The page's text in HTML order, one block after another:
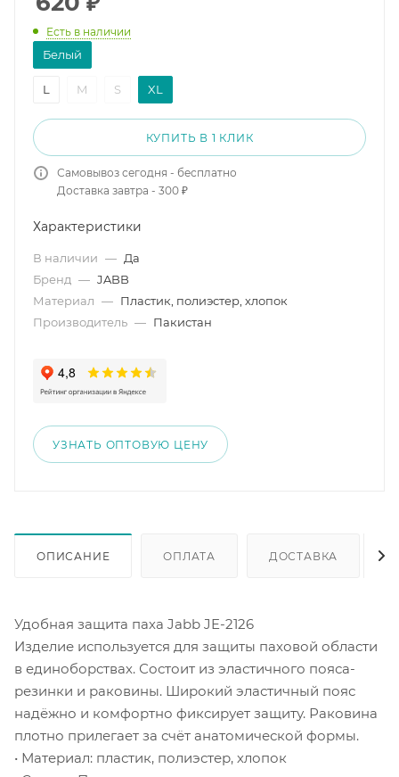
Есть в наличии
Белый
L M S XL
КУПИТЬ В 1 КЛИК
Самовывоз сегодня - бесплатно
Доставка завтра - 300 ₽
Характеристики
В наличии — Да
Бренд — JABB
Материал — Пластик, полиэстер, хлопок
Производитель — Пакистан
УЗНАТЬ ОПТОВУЮ ЦЕНУ
ОПИСАНИЕ ОПЛАТА ДОСТАВКА
Удобная защита паха Jabb JE-2126
Изделие используется для защиты паховой области
в единоборствах. Состоит из эластичного пояса-
резинки и раковины. Широкий эластичный пояс
надёжно и комфортно фиксирует защиту. Раковина
плотно прилегает за счёт анатомической формы.
• Материал: пластик, полиэстер, хлопок